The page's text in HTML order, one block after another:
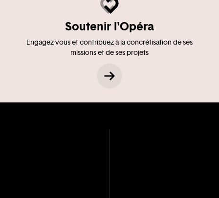
Soutenir l'Opéra
Engagez-vous et contribuez à la concrétisation de ses
missions et de ses projets